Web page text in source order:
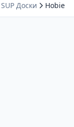
SUP Доски Hobie